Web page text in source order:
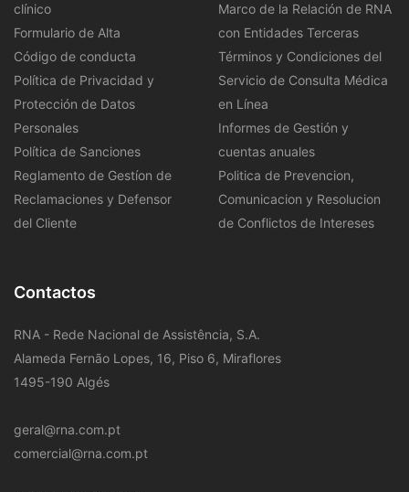
clínico
Formulario de Alta
Código de conducta
Política de Privacidad y
Protección de Datos
Personales
Política de Sanciones
Reglamento de Gestíon de
Reclamaciones y Defensor
del Cliente
Marco de la Relación de RNA
con Entidades Terceras
Términos y Condiciones del
Servicio de Consulta Médica
en Línea
Informes de Gestión y
cuentas anuales
Politica de Prevencion,
Comunicacion y Resolucion
de Conflictos de Intereses
Contactos
RNA - Rede Nacional de Assistência, S.A.
Alameda Fernão Lopes, 16, Piso 6, Miraflores
1495-190 Algés
geral@rna.com.pt
comercial@rna.com.pt